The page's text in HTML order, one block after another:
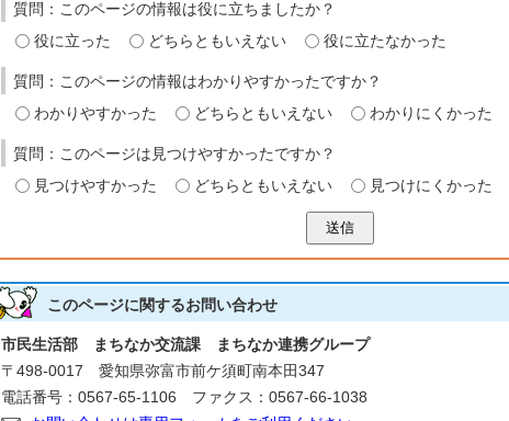
質問：このページの情報は役に立ちましたか？
役に立った
どちらともいえない 役に立たなかった
質問：このページの情報はわかりやすかったですか？
わかりやすかった
どちらともいえない わかりにくかった
質問：このページは見つけやすかったですか？
見つけやすかった
どちらともいえない 見つけにくかった
送信
このページに関するお問い合わせ
市民生活部 まちなか交流課 まちなか連携グループ
〒498-0017 愛知県弥富市前ケ須町南本田347
電話番号：0567-65-1106 ファクス：0567-66-1038